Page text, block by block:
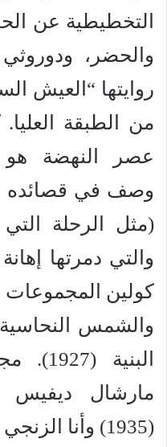
التخطيطية عن
والحضر،
روايتها “العيش
من الطبقة
عصر النهضة هو
وصف في قصائده
(مثل الرحلة التي
والتي دمرتها
مارشال ديفيس